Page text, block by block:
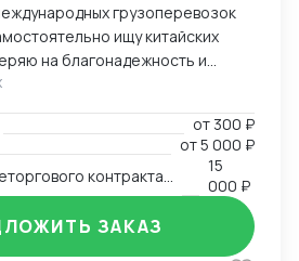
грузоперевозок
ищу китайских
на благонадежность и
торговые отношения.
цикл сделки с китайскими
поиска поставщика и выкупа
продукции на склад покупателя.
и помогаю решить
от 300 ₽
от5 000 ₽
15
000 ₽
ЗАКАЗ